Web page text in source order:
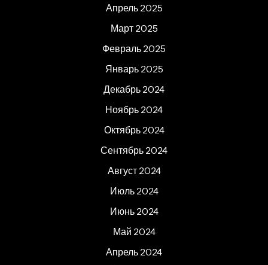
Апрель 2025
Март 2025
Февраль 2025
Январь 2025
Декабрь 2024
Ноябрь 2024
Октябрь 2024
Сентябрь 2024
Август 2024
Июль 2024
Июнь 2024
Май 2024
Апрель 2024